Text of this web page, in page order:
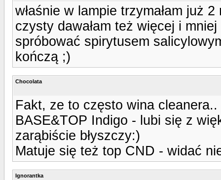
właśnie w lampie trzymałam już
czysty dawałam też więcej i
spróbować spirytusem
kończą ;)
Chocolata
Fakt, ze to często wina
BASE&TOP Indigo - lubi się z
zarąbiście błyszczy:)
Matuje się też top CND - widać
Ignorantka